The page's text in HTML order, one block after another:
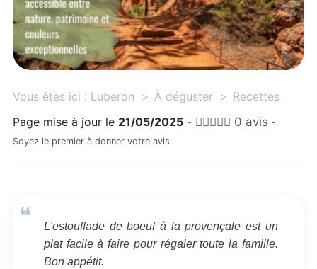
Vous êtes ici : Luberon À déguster
Recettes
Page mise à jour le 21/05/2025- 0 avis -
Soyez le premier à donner votre avis
L'estouffade de boeuf à la provençale est un
plat facile à faire pour régaler toute la famille.
Bon appétit.